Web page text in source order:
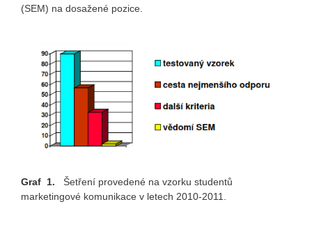
(SEM) na dosažené pozice.
Graf 1.
Šetření provedené na vzorku studentů
marketingové komunikace v letech 2010-2011.